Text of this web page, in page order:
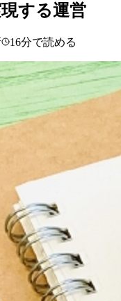
する運営
16分で読める